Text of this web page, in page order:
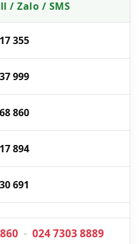
/ Zalo / SMS
355
999
860
894
691
- 024 7303 8889